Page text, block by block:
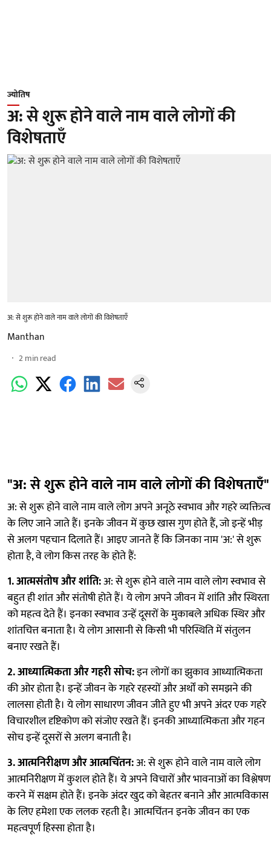
ज्योतिष
अ: से शुरू होने वाले नाम वाले लोगों की
विशेषताएँ
अ: से शुरू होने वाले नाम वाले लोगों की विशेषताएँ
Manthan
2min read
"अ: से शुरू होने वाले नाम वाले लोगों की विशेषताएँ"
अ: से शुरू होने वाले नाम वाले लोग अपने अनूठे स्वभाव और गहरे व्यक्तित्व
के लिए जाने जाते हैं। इनके जीवन में कुछ खास गुण होते हैं, जो इन्हें भीड़
से अलग पहचान दिलाते हैं। आइए जानते हैं कि जिनका नाम 'अ:' से शुरू
होता है, वे लोग किस तरह के होते हैं:
1. आत्मसंतोष और शांति:अ: से शुरू होने वाले नाम वाले लोग स्वभाव से
बहुत ही शांत और संतोषी होते हैं। ये लोग अपने जीवन में शांति और स्थिरता
को महत्व देते हैं। इनका स्वभाव उन्हें दूसरों के मुकाबले अधिक स्थिर और
शांतचित्त बनाता है। ये लोग आसानी से किसी भी परिस्थिति में संतुलन
बनाए रखते हैं।
2. आध्यात्मिकता और गहरी सोच:इन लोगों का झुकाव आध्यात्मिकता
की ओर होता है। इन्हें जीवन के गहरे रहस्यों और अर्थों को समझने की
लालसा होती है। ये लोग साधारण जीवन जीते हुए भी अपने अंदर एक गहरे
विचारशील दृष्टिकोण को संजोए रखते हैं। इनकी आध्यात्मिकता और गहन
सोच इन्हें दूसरों से अलग बनाती है।
3. आत्मनिरीक्षण और आत्मचिंतन:अ: से शुरू होने वाले नाम वाले लोग
आत्मनिरीक्षण में कुशल होते हैं। ये अपने विचारों और भावनाओं का विश्लेषण
करने में सक्षम होते हैं। इनके अंदर खुद को बेहतर बनाने और आत्मविकास
के लिए हमेशा एक ललक रहती है। आत्मचिंतन इनके जीवन का एक
महत्वपूर्ण हिस्सा होता है।